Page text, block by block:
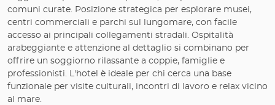
comuni curate. Posizione strategica per esplorare musei,
centri commerciali e parchi sul lungomare, con facile
accesso ai principali collegamenti stradali. Ospitalità
arabeggiante e attenzione al dettaglio si combinano per
offrire un soggiorno rilassante a coppie, famiglie e
professionisti. L'hotel è ideale per chi cerca una base
funzionale per visite culturali, incontri di lavoro e relax vicino
al mare.